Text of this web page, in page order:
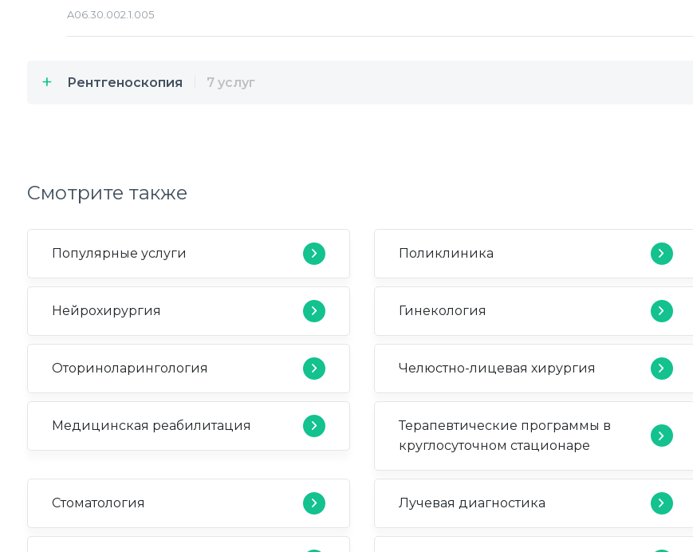
A06.30.002.1.005
Рентгеноскопия 7 услуг
Смотрите также
Популярные услуги Поликлиника
Нейрохирургия Гинекология
Оториноларингология Челюстно-лицевая хирургия
Медицинская реабилитация
Терапевтические программы в
круглосуточном стационаре
Стоматология Лучевая диагностика